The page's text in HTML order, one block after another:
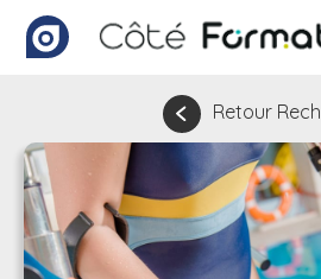
Retour